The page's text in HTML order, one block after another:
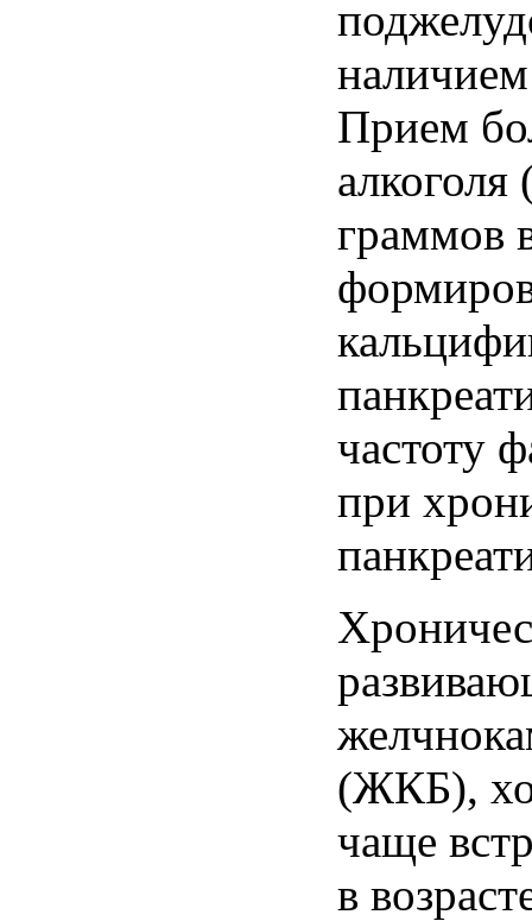
Прием
алкоголя
граммов
частоту
при
(ЖКБ),
чаще
в